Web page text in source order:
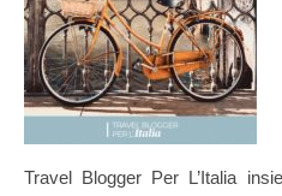
Travel Blogger Per L’Italia